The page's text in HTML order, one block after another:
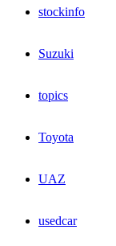
stockinfo
Suzuki
topics
Toyota
UAZ
usedcar